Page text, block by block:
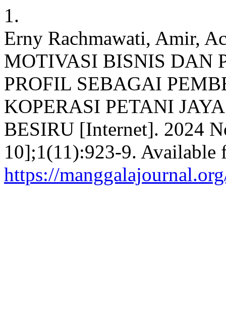
1.
Erny Rachmawati, Amir,
MOTIVASI BISNIS DAN
PROFIL SEBAGAI
KOPERASI PETANI
BESIRU [Internet]. 2024
10];1(11):923-9. Available
https://